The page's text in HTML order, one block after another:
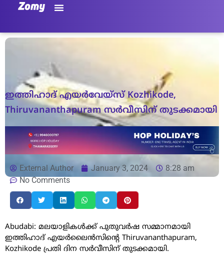
ഇത്തിഹാദ് എയര്‍വേയ്സ് Kozhikode,
Thiruvananthapuram സര്‍വീസിന് തുടക്കമായി
External Author January 3, 2024
8:28 am
No Comments
Abudabi: മലയാളികള്‍ക്ക് പുതുവര്‍ഷ സമ്മാനമായി
ഇത്തിഹാദ് എയര്‍ലൈന്‍സിന്റെ Thiruvananthapuram,
Kozhikode പ്രതി ദിന സര്‍വീസിന് തുടക്കമായി.